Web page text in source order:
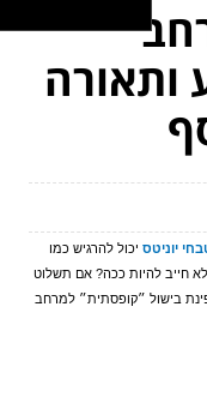
ותאורה
יוניטס